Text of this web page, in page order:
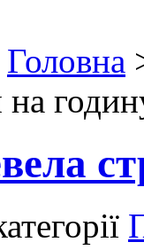
Головна
на